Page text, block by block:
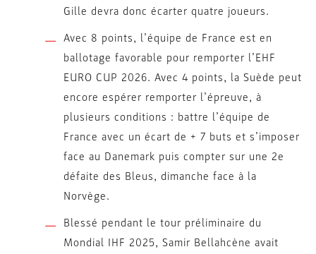
Gille devra donc écarter quatre joueurs.
Avec 8 points, l’équipe de France est en
ballotage favorable pour remporter l’EHF
EURO CUP 2026. Avec 4 points, la Suède peut
encore espérer remporter l’épreuve, à
plusieurs conditions : battre l’équipe de
France avec un écart de + 7 buts et s’imposer
face au Danemark puis compter sur une 2e
défaite des Bleus, dimanche face à la
Norvège.
Blessé pendant le tour préliminaire du
Mondial IHF 2025, Samir Bellahcène avait